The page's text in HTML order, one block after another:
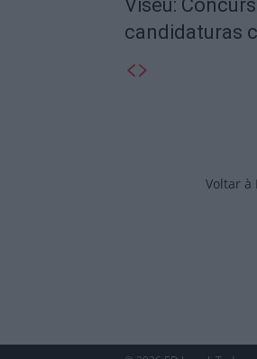
Viseu:
candidaturas
Voltar à